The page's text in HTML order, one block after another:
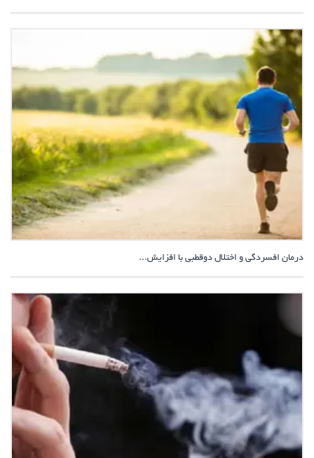
درمان افسردگی و اختلال دوقطبی با افزایش...